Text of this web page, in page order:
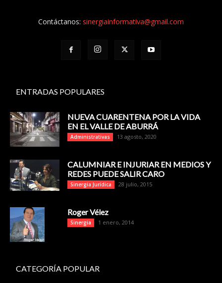
Contáctanos: sinergiainformativa@gmail.com
ENTRADAS POPULARES
NUEVA CUARENTENA POR LA VIDA
EN EL VALLE DE ABURRÁ
Administrativas 13 agosto, 2020
CALUMNIAR E INJURIAR EN MEDIOS Y
REDES PUEDE SALIR CARO
Sinergia Jurídica 28 julio, 2015
Roger Vélez
Sinergia 1 enero, 2014
CATEGORÍA POPULAR